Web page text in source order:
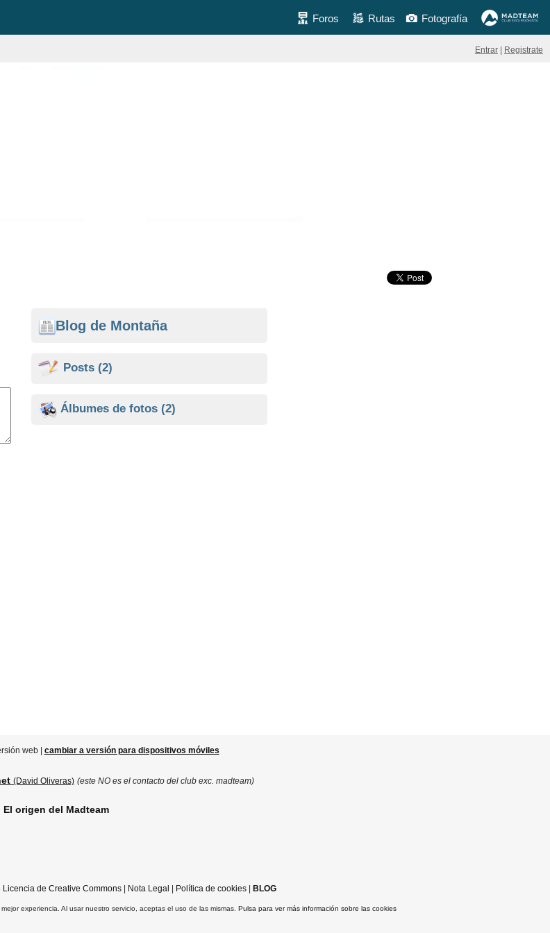
Foros Rutas Fotografía
Entrar Registrate
Blog de Montaña
Posts (2)
Álbumes de fotos (2)
web | cambiar a versión para dispositivos móviles
(David Oliveras) (este NO es el contacto del club exc. madteam)
El origen del Madteam
Licencia de Creative Commons| Nota Legal Política de cookies| BLOG
experiencia. Al usar nuestro servicio, aceptas el uso de las mismas. Pulsa para ver más información sobre las cookies